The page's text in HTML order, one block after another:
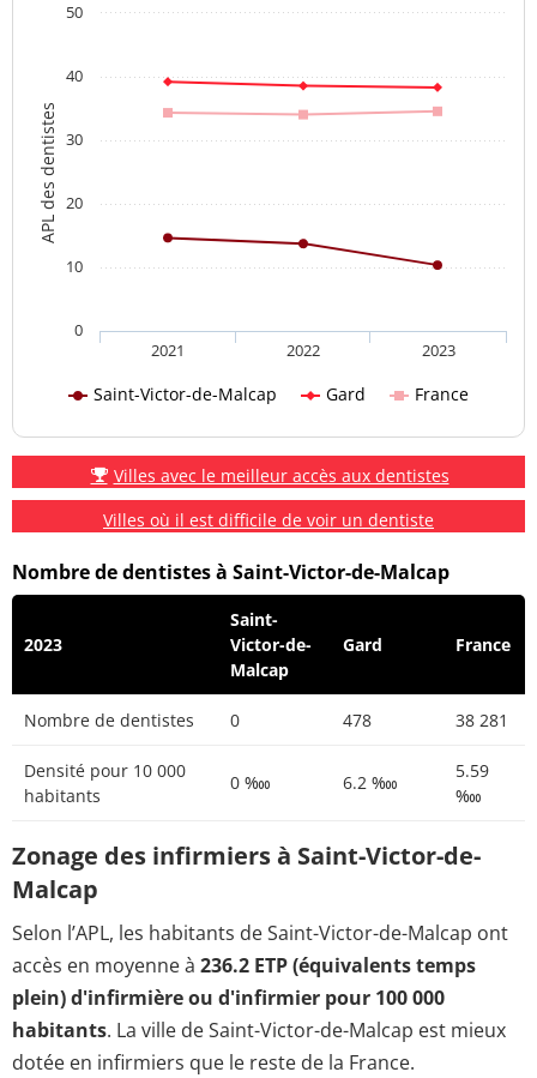
APL des dentistes
Saint-Victor-de-Malcap Gard France
2021 2022 2023
0
10
20
30
40
50
Villes avec le meilleur accès aux dentistes
Villes où il est difficile de voir un dentiste
Nombre de dentistes à Saint-Victor-de-Malcap
2023
Saint-
Victor-de-
Malcap
Gard France
Nombre de dentistes 0 478 38 281
Densité pour 10 000
habitants
0 ‱ 6.2 ‱
5.59
‱
Zonage des infirmiers à Saint-Victor-de-
Malcap
Selon l’APL, les habitants de Saint-Victor-de-Malcap ont
accès en moyenne à 236.2 ETP (équivalents temps
plein) d'infirmière ou d'infirmier pour 100 000
habitants. La ville de Saint-Victor-de-Malcap est mieux
dotée en infirmiers que le reste de la France.